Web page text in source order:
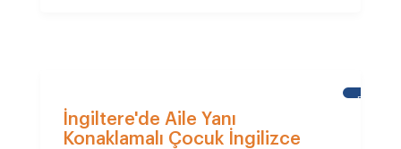
İngiltere'de Aile Yanı
Konaklamalı Çocuk İngilizce